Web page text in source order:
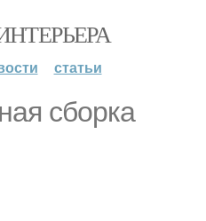
статьи
сборка